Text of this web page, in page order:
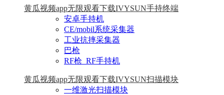
黄瓜视频app无限观看下载IVYSUN手持终端
安卓手持机
CE/mobil系统采集器
工业抗摔采集器
巴枪
RF枪_RF手持机
黄瓜视频app无限观看下载IVYSUN扫描模块
一维激光扫描模块